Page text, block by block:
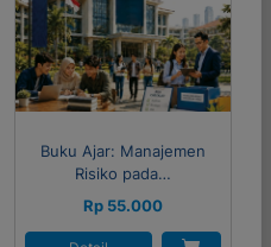
Buku Ajar: Manajemen
Risiko pada…
Rp 55.000